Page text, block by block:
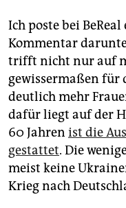
Ich poste bei
Kommentar
trifft nicht nur auf
gewissermaßen für
deutlich mehr
dafür liegt auf der
60 Jahren ist die
gestattet. Die
meist keine
Krieg nach